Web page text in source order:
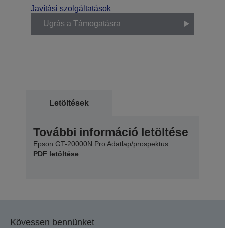
Javítási szolgáltatások
Ugrás a Támogatásra
Letöltések
További információ letöltése
Epson GT-20000N Pro Adatlap/prospektus
PDF letöltése
Kövessen bennünket